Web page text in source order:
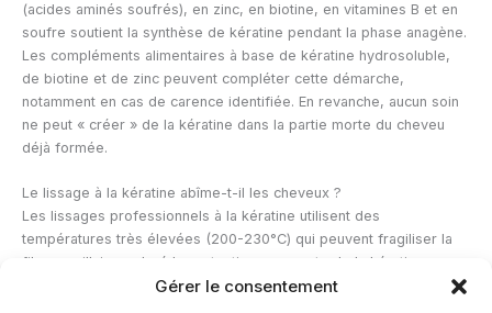
Gérer le consentement
(acides aminés soufrés), en zinc, en biotine, en vitamines B et en
soufre soutient la synthèse de kératine pendant la phase anagène.
Les compléments alimentaires à base de kératine hydrosoluble,
de biotine et de zinc peuvent compléter cette démarche,
notamment en cas de carence identifiée. En revanche, aucun soin
ne peut « créer » de la kératine dans la partie morte du cheveu
déjà formée.
Le lissage à la kératine abîme-t-il les cheveux ?
Les lissages professionnels à la kératine utilisent des
températures très élevées (200-230°C) qui peuvent fragiliser la
fibre capillaire malgré la protection apparente de la kératine.
Certaines formules contenant du formaldéhyde (ou ses dérivés)